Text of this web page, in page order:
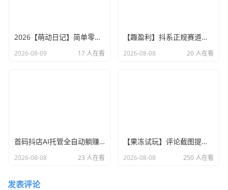
2026【萌动日记】简单零撸，卷轴模式加速释放卷，每天7个广告
2026-08-09 17 人在看
【趣盈利】抖系正规赛道，人人都能做，可以批量搞！
2026-08-08 20 人在看
首码抖店AI托管全自动躺赚懒人被动收益
2026-08-08 23 人在看
【果冻试玩】评论截图提交赚，每日更新，每天可赚30+
2026-08-08 250 人在看
发表评论